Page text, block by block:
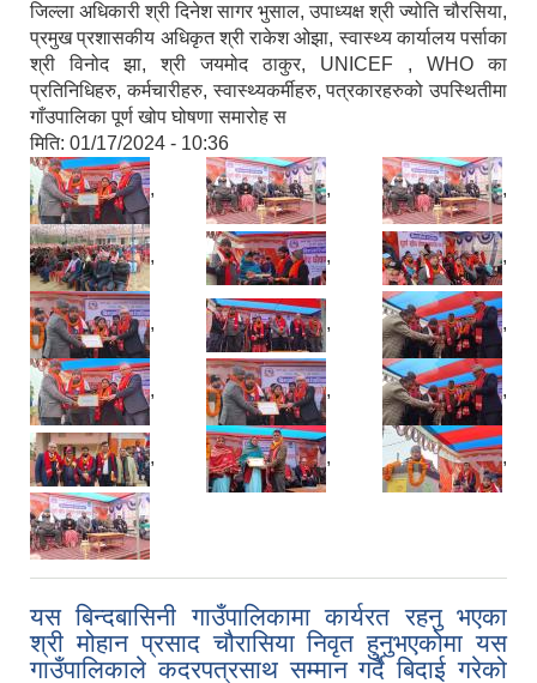
जिल्ला अधिकारी श्री दिनेश सागर भुसाल, उपाध्यक्ष श्री ज्योति चौरसिया,
प्रमुख प्रशासकीय अधिकृत श्री राकेश ओझा, स्वास्थ्य कार्यालय पर्साका
श्री विनोद झा, श्री जयमोद ठाकुर, UNICEF , WHO का
प्रतिनिधिहरु, कर्मचारीहरु, स्वास्थ्यकर्मीहरु, पत्रकारहरुको उपस्थितीमा
गाँउपालिका पूर्ण खोप घोषणा समारोह स
मिति: 01/17/2024 - 10:36
, , ,
, , ,
, , ,
, , ,
, , ,
यस बिन्दबासिनी गाउँपालिकामा कार्यरत रहनु भएका
श्री मोहान प्रसाद चौरासिया निवृत हुनुभएकोमा यस
गाउँपालिकाले कदरपत्रसाथ सम्मान गर्दै बिदाई गरेको